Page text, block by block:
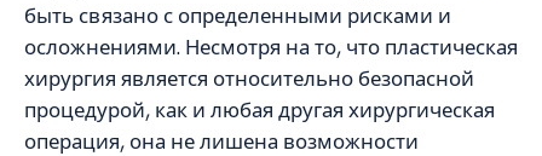
быть связано с определенными рисками и
осложнениями. Несмотря на то, что пластическая
хирургия является относительно безопасной
процедурой, как и любая другая хирургическая
операция, она не лишена возможности